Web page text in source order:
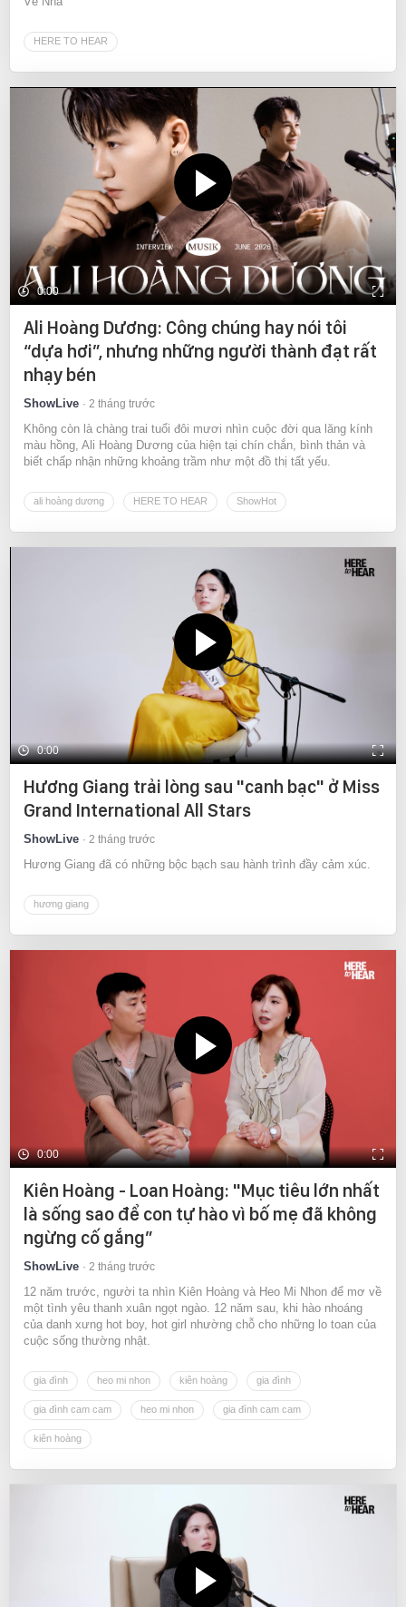
HERE TO HEAR
0:00
Ali Hoàng Dương: Công chúng hay nói tôi
“dựa hơi”, nhưng những người thành đạt rất
nhạy bén
ShowLive 2 tháng trước
Không còn là chàng trai tuổi đôi mươi nhìn cuộc đời qua lăng kính
màu hồng, Ali Hoàng Dương của hiện tại chín chắn, bình thản và
biết chấp nhận những khoảng trầm như một đồ thị tất yếu.
ali hoàng dương HERE TO HEAR ShowHot
0:00
Hương Giang trải lòng sau "canh bạc" ở Miss
Grand International All Stars
ShowLive 2 tháng trước
Hương Giang đã có những bộc bạch sau hành trình đầy cảm xúc.
hương giang
0:00
Kiên Hoàng - Loan Hoàng: "Mục tiêu lớn nhất
là sống sao để con tự hào vì bố mẹ đã không
ngừng cố gắng”
ShowLive 2 tháng trước
12 năm trước, người ta nhìn Kiên Hoàng và Heo Mi Nhon để mơ về
một tình yêu thanh xuân ngọt ngào. 12 năm sau, khi hào nhoáng
của danh xưng hot boy, hot girl nhường chỗ cho những lo toan của
cuộc sống thường nhật.
gia đình heo mi nhon kiên hoàng gia đình
gia đình cam cam heo mi nhon gia đình cam cam
kiên hoàng